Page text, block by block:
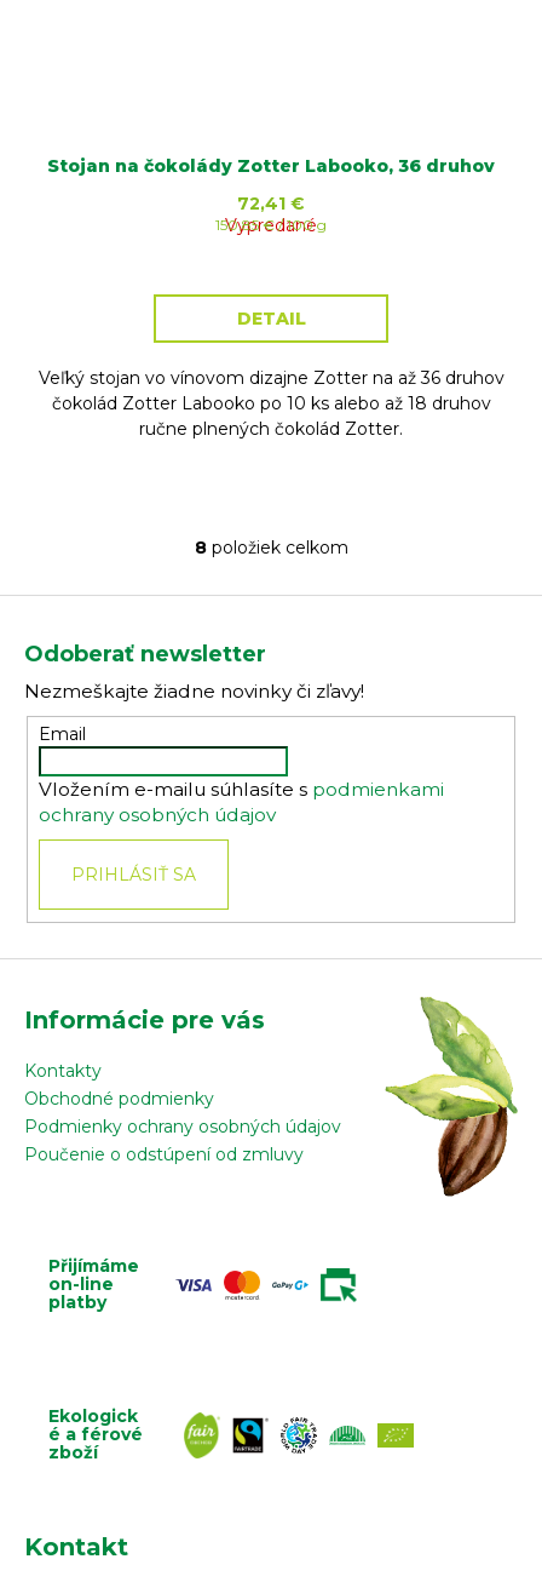
Stojan na čokolády Zotter Labooko, 36 druhov
Vypredané
72,41 €
Jednotková
150,85 € / 100 g
DETAIL
Veľký stojan vo vínovom dizajne Zotter na až 36 druhov
čokolád Zotter Labooko po 10 ks alebo až 18 druhov
ručne plnených čokolád Zotter.
O
a
c
i
e
p
r
v
ý
8položiek celkom
Odoberať newsletter
Nezmeškajte žiadne novinky či zľavy!
Email
Vložením e-mailu súhlasíte s podmienkami
ochrany osobných údajov
PRIHLÁSIŤ SA
Informácie pre vás
Kontakty
Obchodné podmienky
Podmienky ochrany osobných údajov
Poučenie o odstúpení od zmluvy
Přijímáme
on-line
platby
Ekologick
é a férové
zboží
Kontakt